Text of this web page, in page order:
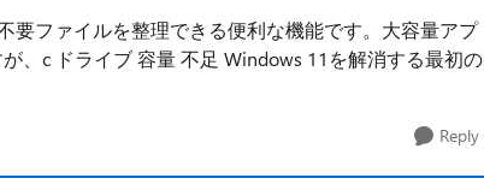
要ファイルを整理できる便利な機能です。大容量アプ
、c ドライブ 容量 不足 Windows 11を解消する最初の
Reply